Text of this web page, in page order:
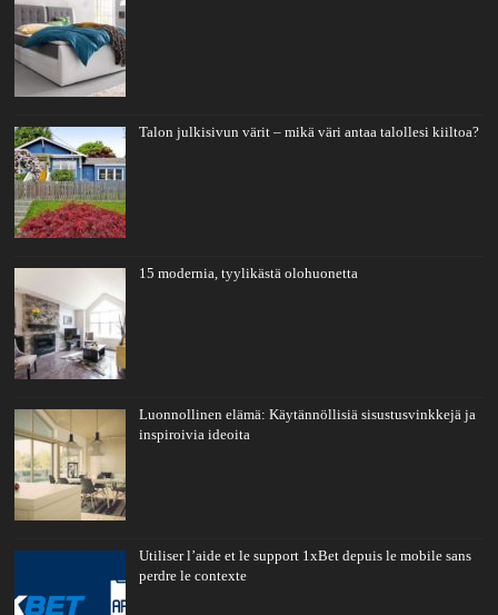
Talon julkisivun värit – mikä väri antaa talollesi kiiltoa?
15 modernia, tyylikästä olohuonetta
Luonnollinen elämä: Käytännöllisiä sisustusvinkkejä ja
inspiroivia ideoita
Utiliser l’aide et le support 1xBet depuis le mobile sans
perdre le contexte